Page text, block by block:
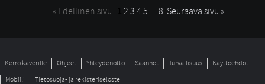
« Edellinen sivu
2 3 45 ... 8 Seuraava sivu »
Kerro kaverille Ohjeet Yhteydenotto Säännöt Turvallisuus
Käyttöehdot
Mobiili
Tietosuoja- ja rekisteriseloste